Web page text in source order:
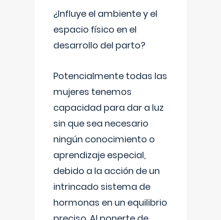
¿Influye el ambiente y el
espacio físico en el
desarrollo del parto?
Potencialmente todas las
mujeres tenemos
capacidad para dar a luz
sin que sea necesario
ningún conocimiento o
aprendizaje especial,
debido a la acción de un
intrincado sistema de
hormonas en un equilibrio